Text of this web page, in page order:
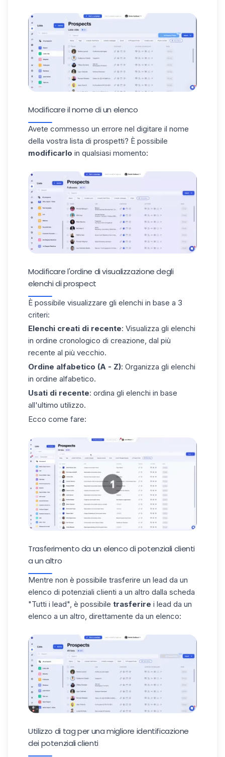
Modificare il nome di un elenco
Avete commesso un errore nel digitare il nome
della vostra lista di prospetti? È possibile
modificarlo in qualsiasi momento:
Modificare l'ordine di visualizzazione degli
elenchi di prospect
È possibile visualizzare gli elenchi in base a 3
criteri:
Elenchi creati di recente: Visualizza gli elenchi
in ordine cronologico di creazione, dal più
recente al più vecchio.
Ordine alfabetico (A - Z): Organizza gli elenchi
in ordine alfabetico.
Usati di recente: ordina gli elenchi in base
all'ultimo utilizzo.
Ecco come fare:
Trasferimento da un elenco di potenziali clienti
a un altro
Mentre non è possibile trasferire un lead da un
elenco di potenziali clienti a un altro dalla scheda
"Tutti i lead", è possibile trasferire i lead da un
elenco a un altro, direttamente da un elenco:
Utilizzo di tag per una migliore identificazione
dei potenziali clienti